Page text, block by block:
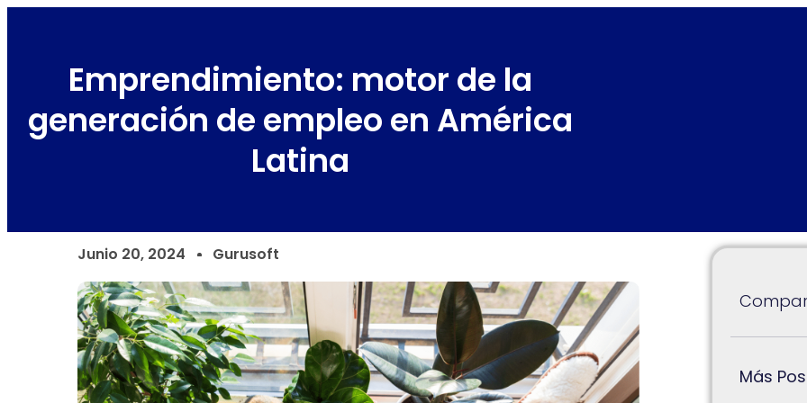
Emprendimiento: motor de la
generación de empleo en América
Latina
Junio 20, 2024 Gurusoft
Más